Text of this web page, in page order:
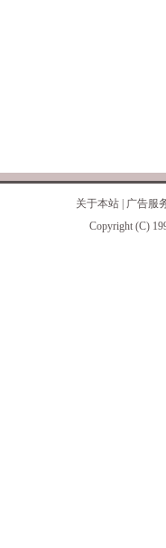
关于本站
广告服
Copyright (C)